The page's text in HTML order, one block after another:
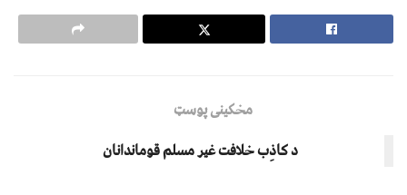
مخکینی پوسټ
د کاﺫِب خلافت غير مسلم قوماندانان